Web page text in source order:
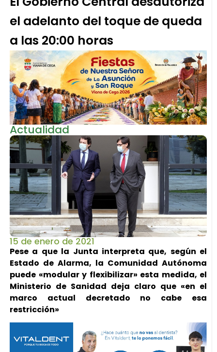
el adelanto del toque de queda
a las 20:00 horas
Actualidad
15 de enero de 2021
Pese a que la Junta interpreta que, según el
Estado de Alarma, la Comunidad Autónoma
puede «modular y flexibilizar» esta medida, el
Ministerio de Sanidad deja claro que «en el
marco actual decretado no cabe esa
restricción»